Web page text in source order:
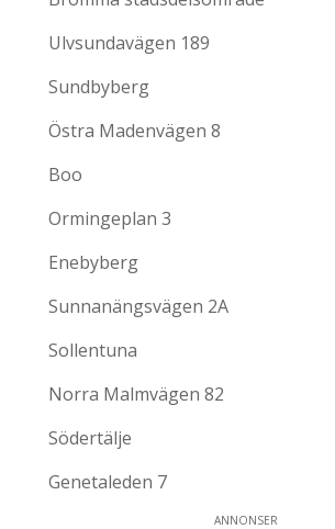
Ulvsundavägen 189
Sundbyberg
Östra Madenvägen 8
Boo
Ormingeplan 3
Enebyberg
Sunnanängsvägen 2A
Sollentuna
Norra Malmvägen 82
Södertälje
Genetaleden 7
ANNONSER